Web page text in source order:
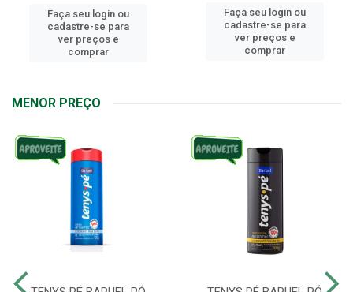
Faça seu login ou
cadastre-se para
ver preços e
comprar
Faça seu login ou
cadastre-se para
ver preços e
comprar
MENOR PREÇO